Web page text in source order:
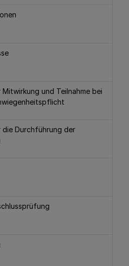
und Teilnahme bei
Durchführung der